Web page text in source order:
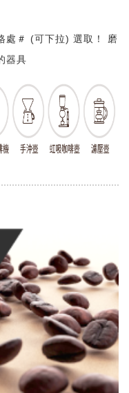
處＃ (可下拉) 選取！ 磨
器具